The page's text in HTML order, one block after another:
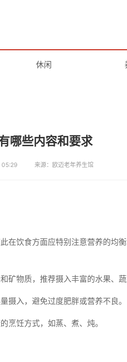
休闲
哪些内容和要求
来源：欧迈老年养生馆
在饮食方面应特别注意营养的均
矿物质，推荐摄入丰富的水果、蔬
摄入，避免过度肥胖或营养不良。
烹饪方式，如蒸、煮、炖。